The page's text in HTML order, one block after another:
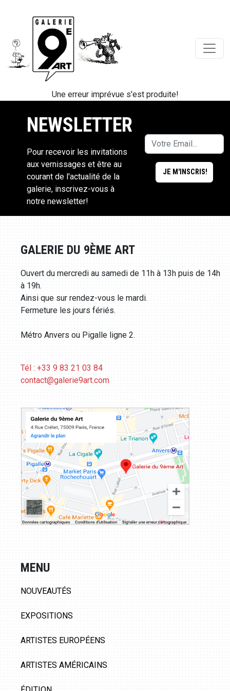
Une erreur imprévue s'est produite!
NEWSLETTER
Pour recevoir les invitations
aux vernissages et être au
courant de l'actualité de la
galerie, inscrivez-vous à
notre newsletter!
GALERIE DU 9ÈME ART
Ouvert du mercredi au samedi de 11h à 13h puis de 14h
à 19h.
Ainsi que sur rendez-vous le mardi.
Fermeture les jours fériés.
Métro Anvers ou Pigalle ligne 2.
Tél : +33 9 83 21 03 84
contact@galerie9art.com
MENU
NOUVEAUTÉS
EXPOSITIONS
ARTISTES EUROPÉENS
ARTISTES AMÉRICAINS